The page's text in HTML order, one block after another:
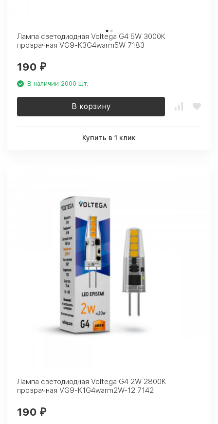
Лампа светодиодная Voltega G4 5W 3000К
прозрачная VG9-K3G4warm5W 7183
190 ₽
В наличии 2000 шт.
В корзину
Купить в 1 клик
Лампа светодиодная Voltega G4 2W 2800K
прозрачная VG9-K1G4warm2W-12 7142
190 ₽